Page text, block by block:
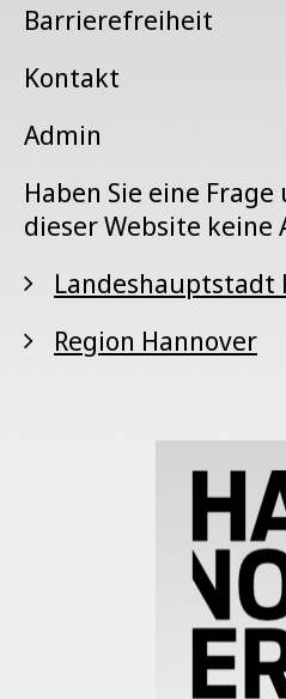
Barrierefreiheit
Kontakt
Admin
Haben Sie eine
dieser Website keine
Landeshauptstadt
Region Hannover